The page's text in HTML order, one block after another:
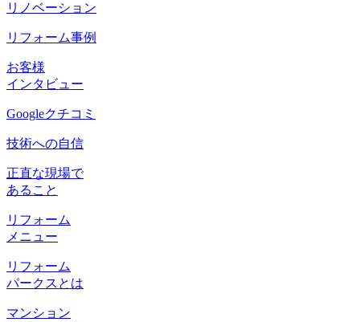
リノベーション
リフォーム事例
お客様
インタビュー
Googleクチコミ
技術への自信
正直な現場で
あること
リフォーム
メニュー
リフォーム
パークスとは
マンション